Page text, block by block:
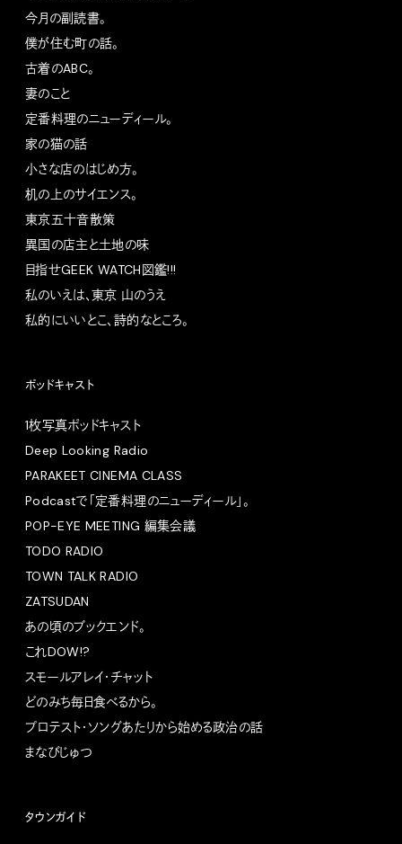
今月の副読書。
僕が住む町の話。
古着のABC。
妻のこと
定番料理のニューディール。
家の猫の話
小さな店のはじめ方。
机の上のサイエンス。
東京五十音散策
異国の店主と土地の味
目指せGEEK WATCH図鑑!!!
私のいえは、東京 山のうえ
私的にいいとこ、詩的なところ。
ポッドキャスト
1枚写真ポッドキャスト
Deep Looking Radio
PARAKEET CINEMA CLASS
Podcastで「定番料理のニューディール」。
POP-EYE MEETING 編集会議
TODO RADIO
TOWN TALK RADIO
ZATSUDAN
あの頃のブックエンド。
これDOW!?
スモールアレイ・チャット
どのみち毎日食べるから。
プロテスト・ソングあたりから始める政治の話
まなびじゅつ
タウンガイド